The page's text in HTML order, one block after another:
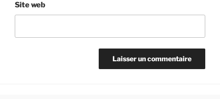
Site web